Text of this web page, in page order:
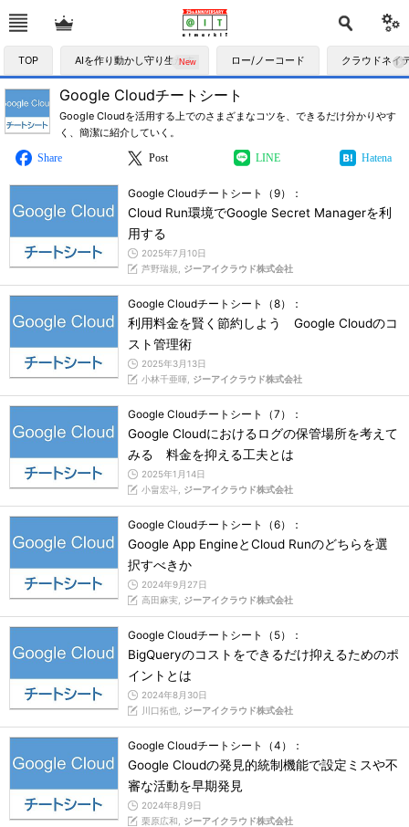
TOP AIを作り動かし守り生かす ロー/ノーコード クラウドネイ
Google Cloudチートシート
Google Cloudを活用する上でのさまざまなコツを、できるだけ分かりやす
く、簡潔に紹介していく。
Share
Post LINE Hatena
Google Cloudチートシート（9）：
Cloud Run環境でGoogle Secret Managerを利
用する
2025年7月10日
芦野瑞規, ジーアイクラウド株式会社
Google Cloudチートシート（8）：
利用料金を賢く節約しよう Google Cloudのコ
スト管理術
2025年3月13日
小林千亜暉, ジーアイクラウド株式会社
Google Cloudチートシート（7）：
Google Cloudにおけるログの保管場所を考えて
みる 料金を抑える工夫とは
2025年1月14日
小畠宏斗, ジーアイクラウド株式会社
Google Cloudチートシート（6）：
Google App EngineとCloud Runのどちらを選
択すべきか
2024年9月27日
高田麻実, ジーアイクラウド株式会社
Google Cloudチートシート（5）：
BigQueryのコストをできるだけ抑えるためのポ
イントとは
2024年8月30日
川口拓也, ジーアイクラウド株式会社
Google Cloudチートシート（4）：
Google Cloudの発見的統制機能で設定ミスや不
審な活動を早期発見
2024年8月9日
栗原広和, ジーアイクラウド株式会社